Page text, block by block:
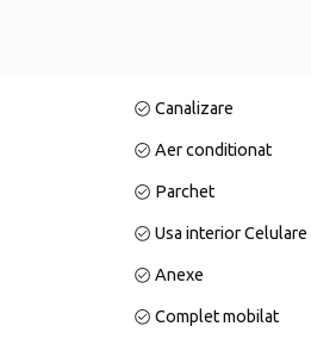
Canalizare
Aer conditionat
Parchet
Usa interior Celulare
Anexe
Complet mobilat